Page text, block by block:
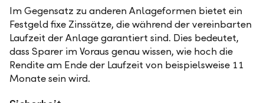
Im Gegensatz zu anderen Anlageformen bietet ein
Festgeld fixe Zinssätze, die während der vereinbarten
Laufzeit der Anlage garantiert sind. Dies bedeutet,
dass Sparer im Voraus genau wissen, wie hoch die
Rendite am Ende der Laufzeit von beispielsweise 11
Monate sein wird.